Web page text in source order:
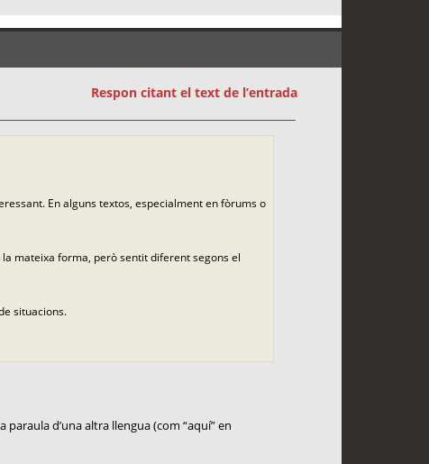
Respon citant el text de l’entrada
En alguns textos, especialment en fòrums o
mateixa forma, però sentit diferent segons el
situacions.
d’una altra llengua (com “aquí” en